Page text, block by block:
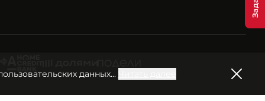
данных...